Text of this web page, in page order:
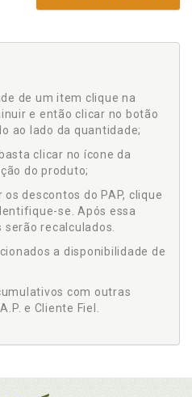
de um item clique na
e então clicar no botão
ao lado da quantidade;
clicar no ícone da
do produto;
descontos do PAP, clique
se. Após essa
recalculados.
a disponibilidade de
com outras
e Cliente Fiel.